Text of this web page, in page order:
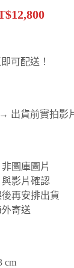
可配送！
出貨前實拍影
圖庫圖片
影片確認
再安排出貨
寄送
cm